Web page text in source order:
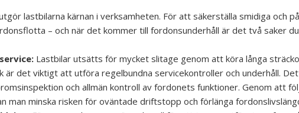
lastbilarna kärnan i verksamheten. För att säkerställa smidiga och
– och när det kommer till fordonsunderhåll är det två saker
Lastbilar utsätts för mycket slitage genom att köra långa
är det viktigt att utföra regelbundna servicekontroller och underhåll.
och allmän kontroll av fordonets funktioner. Genom att
man minska risken för oväntade driftstopp och förlänga